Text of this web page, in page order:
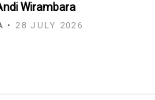
Wirambara
28 JULY 2026